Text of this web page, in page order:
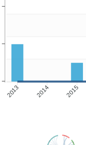
2013 2014 2015